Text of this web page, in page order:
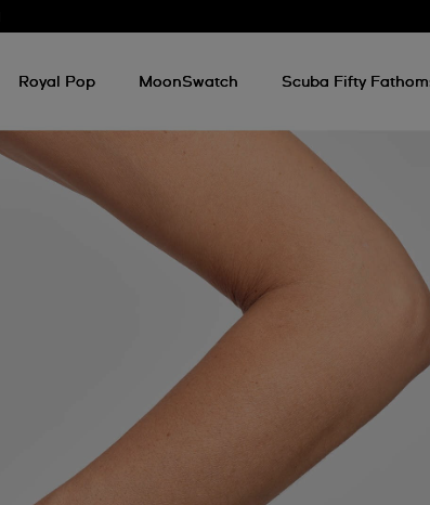
Royal Pop MoonSwatch Scuba Fifty